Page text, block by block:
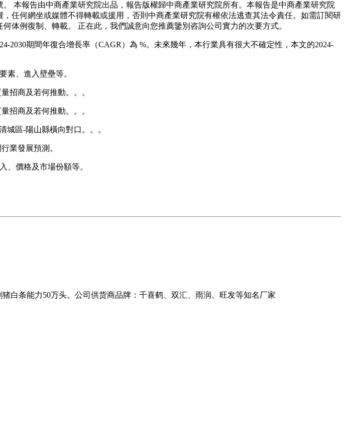
報告由中商產業研究院出品，報告版權歸中商產業研究院所有。本報告是中商產業研究院
任何網坐或媒體不得轉載或援用，否則中商產業研究院有權依法逃查其法令責任。如需訂閱研
体例復制、轉載。 正在此，我們誠意向您推薦鑒別咨詢公司實力的次要方式。
期間年復合增長率（CAGR）為 %。未來幾年，本行業具有很大不確定性，本文的2024-
、進入壁壘等。
招商及若何推動。。。
招商及若何推動。。。
區-陽山縣橫向對口。。。
業發展預測。
價格及市場份額等。
白条能力50万头。公司供货商品牌：千喜鹤、双汇、雨润、旺发等知名厂家